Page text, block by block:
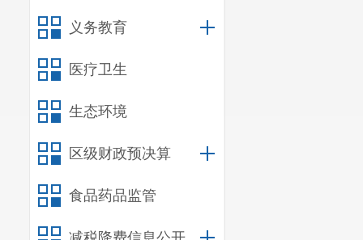
义务教育
医疗卫生
生态环境
区级财政预决算
食品药品监管